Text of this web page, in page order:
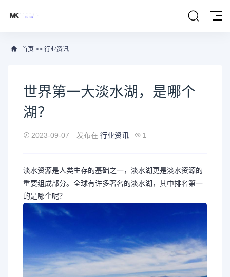
首页 >> 行业资讯
世界第一大淡水湖，是哪个
湖？
2023-09-07 发布在 行业资讯 1
淡水资源是人类生存的基础之一，淡水湖更是淡水资源的
重要组成部分。全球有许多著名的淡水湖，其中排名第一
的是哪个呢？